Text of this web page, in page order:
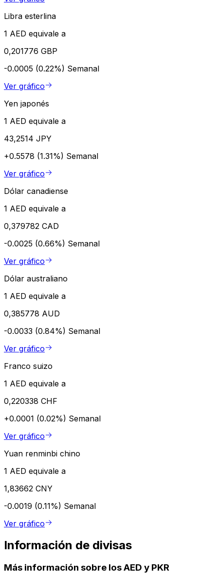
Libra esterlina
1 AED equivale a
0,201776 GBP
-0.0005 (0.22%) Semanal
Ver gráfico
Yen japonés
1 AED equivale a
43,2514 JPY
+0.5578 (1.31%) Semanal
Ver gráfico
Dólar canadiense
1 AED equivale a
0,379782 CAD
-0.0025 (0.66%) Semanal
Ver gráfico
Dólar australiano
1 AED equivale a
0,385778 AUD
-0.0033 (0.84%) Semanal
Ver gráfico
Franco suizo
1 AED equivale a
0,220338 CHF
+0.0001 (0.02%) Semanal
Ver gráfico
Yuan renminbi chino
1 AED equivale a
1,83662 CNY
-0.0019 (0.11%) Semanal
Ver gráfico
Información de divisas
Más información sobre los AED y PKR